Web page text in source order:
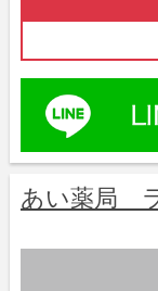
あい薬局